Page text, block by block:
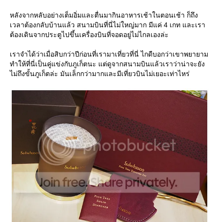
หลังจากหลับอย่างเต็มอิ่มและตื่นมากินอาหารเช้าในตอนเช้า ก็ถึง
เวลาต้องกลับบ้านแล้ว สนามบินที่นี่ไม่ใหญ่มาก มีแค่ 4 เกท และเรา
ต้องเดินจากประตูไปขึ้นเครื่องบินที่จอดอยู่ไม่ไกลเองล่ะ
เราจำได้ว่าเมื่อสิบกว่าปีก่อนที่เรามาเที่ยวที่นี่ ไกดืบอกว่าเขาพยายาม
ทำให้ที่นี่เป็นคู่แข่งกับภูเก็ตนะ แต่ดูจากสนามบินแล้วเราว่าน่าจะยัง
ไม่ถึงขั้นภูเก็ตล่ะ มันเล็กกว่ามากและมีเที่ยวบินไม่เยอะเท่าไหร่